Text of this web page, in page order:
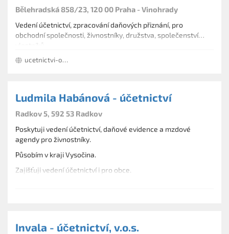
Bělehradská 858/23, 120 00 Praha - Vinohrady
Vedení účetnictví, zpracování daňových přiznání, pro
obchodní společnosti, živnostníky, družstva, společenství
vlastníků.
ucetnictvi-online.com
Ludmila Habánová - účetnictví
Radkov 5, 592 53 Radkov
Poskytuji vedení účetnictví, daňové evidence a mzdové
agendy pro živnostníky.
Působím v kraji Vysočina.
Zajišťuji vedení účetnictví i pro obce.
Invala - účetnictví, v.o.s.